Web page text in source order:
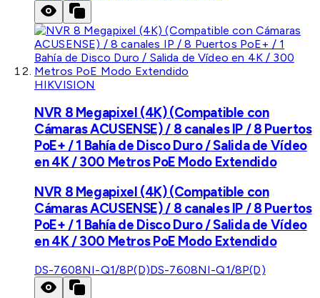
HIKVISION
NVR 8 Megapixel (4K) (Compatible con
Cámaras ACUSENSE) / 8 canales IP / 8 Puertos
PoE+ / 1 Bahía de Disco Duro / Salida de Vídeo
en 4K / 300 Metros PoE Modo Extendido
NVR 8 Megapixel (4K) (Compatible con
Cámaras ACUSENSE) / 8 canales IP / 8 Puertos
PoE+ / 1 Bahía de Disco Duro / Salida de Vídeo
en 4K / 300 Metros PoE Modo Extendido
DS-7608NI-Q1/8P(D)DS-7608NI-Q1/8P(D)